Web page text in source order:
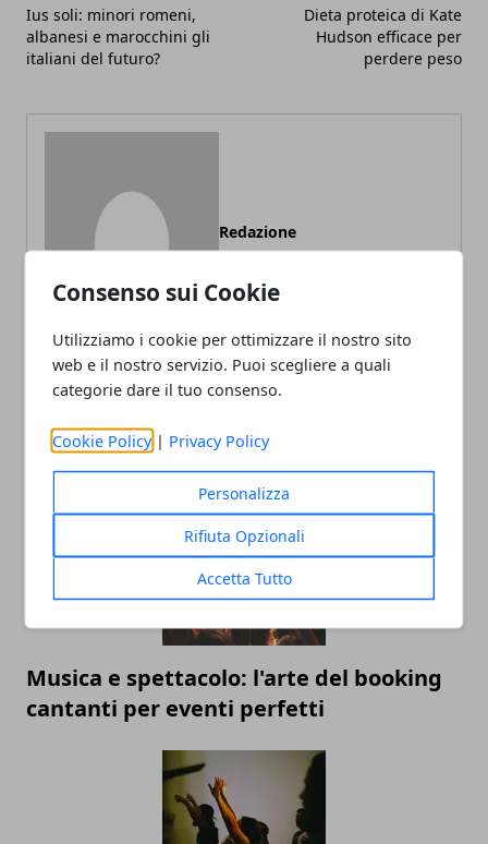
Consenso sui Cookie
Utilizziamo i cookie per ottimizzare il nostro sito
web e il nostro servizio. Puoi scegliere a quali
categorie dare il tuo consenso.
Cookie Policy | Privacy Policy
Personalizza
Rifiuta Opzionali
Accetta Tutto
Ius soli: minori romeni,
albanesi e marocchini gli
italiani del futuro?
Dieta proteica di Kate
Hudson efficace per
perdere peso
Redazione
ARTICOLI CORRELATI
Musica e spettacolo: l'arte del booking
cantanti per eventi perfetti